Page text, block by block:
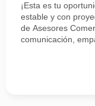
¡Esta es tu
estable y con
de Asesores
comunicación,